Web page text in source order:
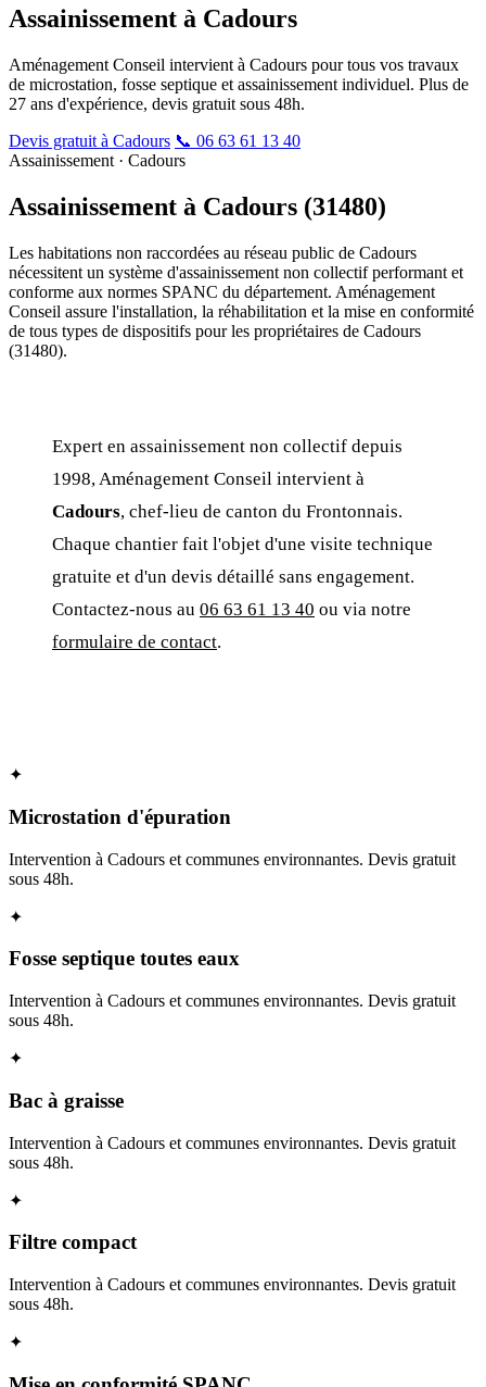
Assainissement à Cadours
Aménagement Conseil intervient à Cadours pour tous vos travaux
de microstation, fosse septique et assainissement individuel. Plus de
27 ans d'expérience, devis gratuit sous 48h.
Devis gratuit à Cadours 📞 06 63 61 13 40
Assainissement · Cadours
Assainissement à Cadours (31480)
Les habitations non raccordées au réseau public de Cadours
nécessitent un système d'assainissement non collectif performant et
conforme aux normes SPANC du département. Aménagement
Conseil assure l'installation, la réhabilitation et la mise en conformité
de tous types de dispositifs pour les propriétaires de Cadours
(31480).
Expert en assainissement non collectif depuis
1998, Aménagement Conseil intervient à
Cadours, chef-lieu de canton du Frontonnais.
Chaque chantier fait l'objet d'une visite technique
gratuite et d'un devis détaillé sans engagement.
Contactez-nous au 06 63 61 13 40 ou via notre
formulaire de contact.
✦
Microstation d'épuration
Intervention à Cadours et communes environnantes. Devis gratuit
sous 48h.
✦
Fosse septique toutes eaux
Intervention à Cadours et communes environnantes. Devis gratuit
sous 48h.
✦
Bac à graisse
Intervention à Cadours et communes environnantes. Devis gratuit
sous 48h.
✦
Filtre compact
Intervention à Cadours et communes environnantes. Devis gratuit
sous 48h.
✦